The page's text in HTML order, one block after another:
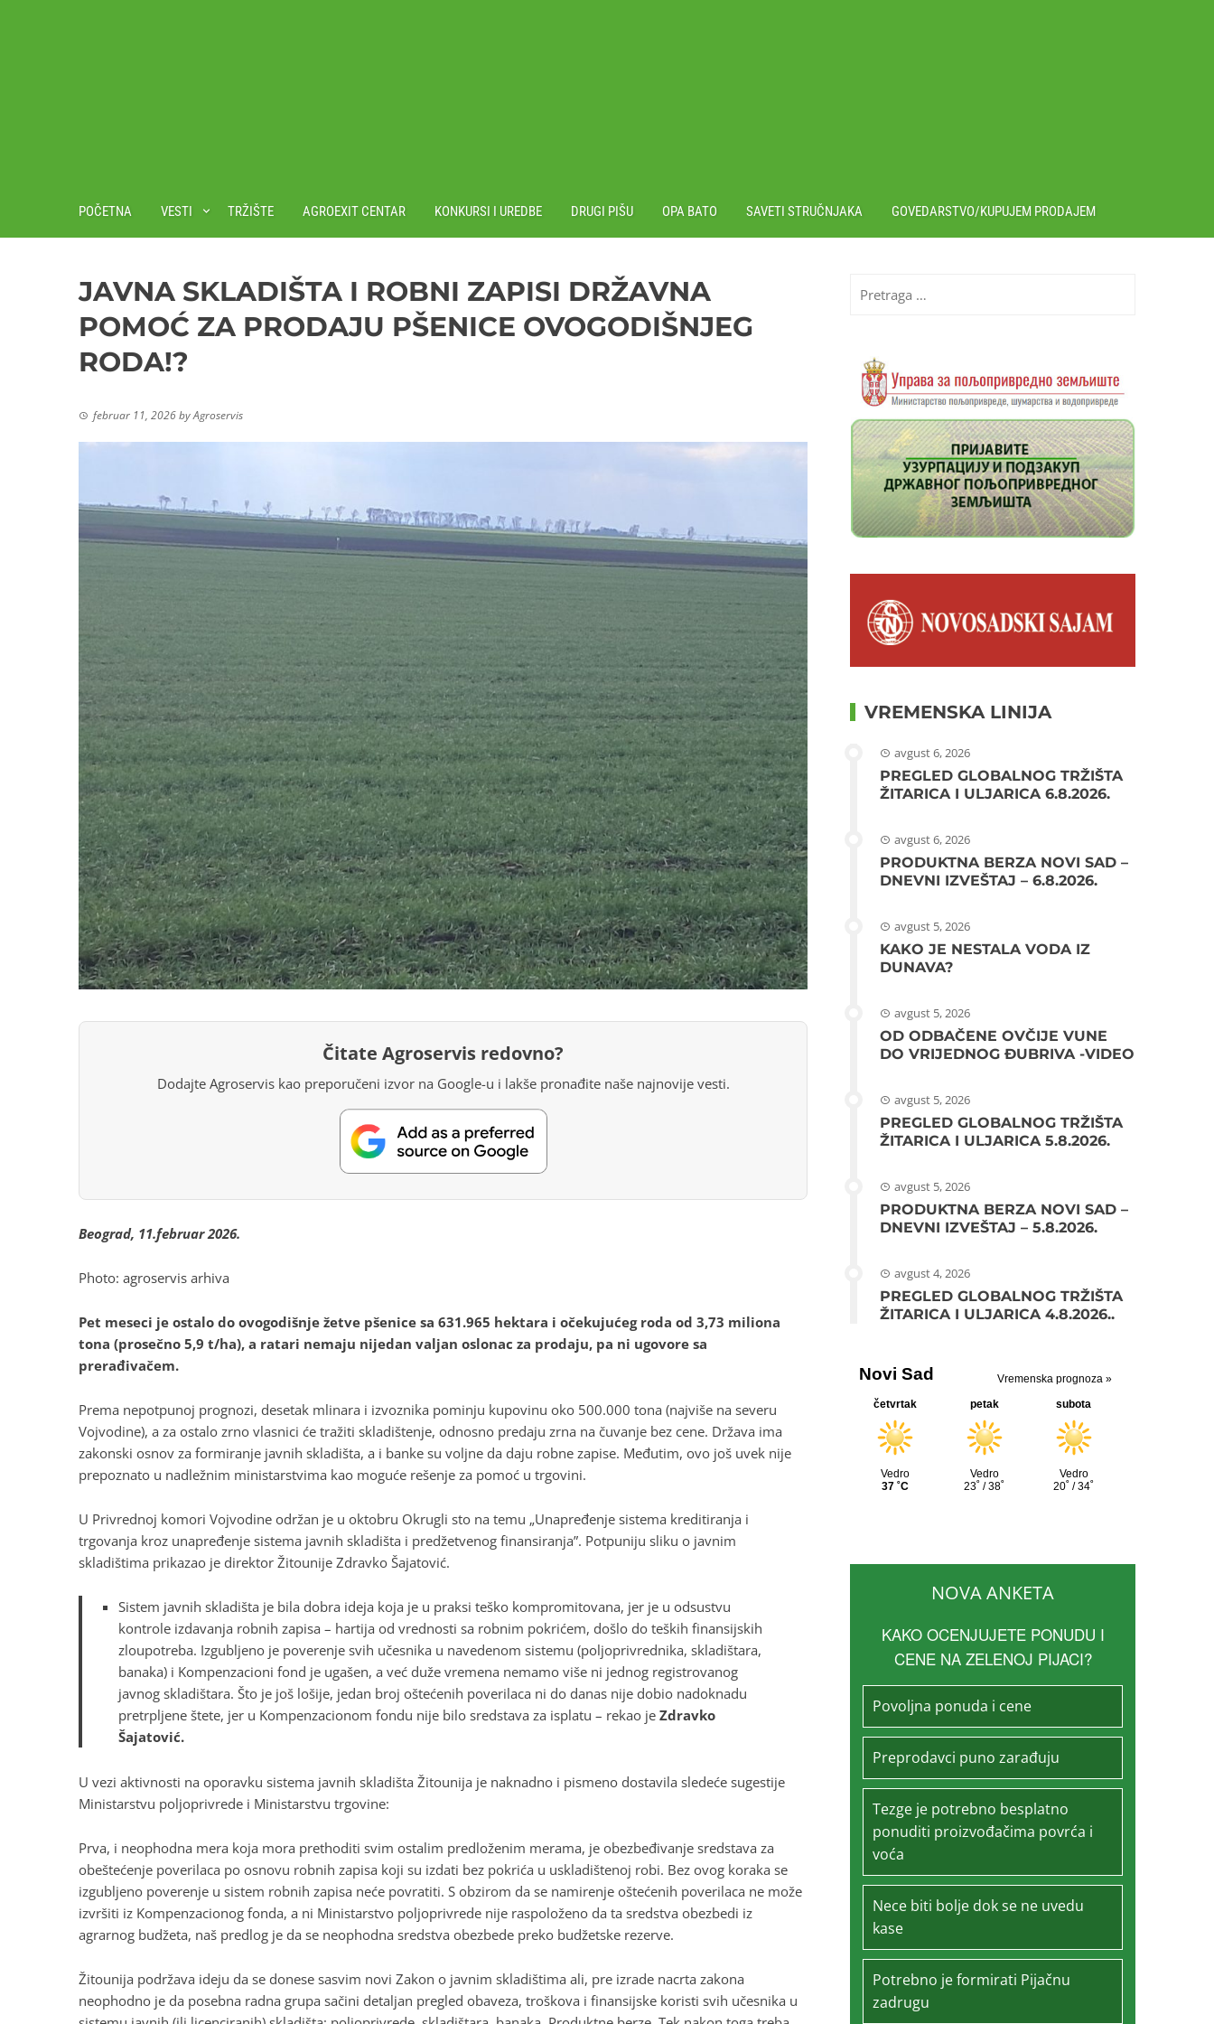
POČETNA VESTI TRŽIŠTE AGROEXIT CENTAR KONKURSI I UREDBE DRUGI PIŠU OPA BATO SAVETI STRUČNJAKA GOVEDARSTVO/KUPUJEM PRODAJEM
JAVNA SKLADIŠTA I ROBNI ZAPISI DRŽAVNA
POMOĆ ZA PRODAJU PŠENICE OVOGODIŠNJEG
RODA!?
februar 11, 2026byAgroservis
Čitate Agroservis redovno?
Dodajte Agroservis kao preporučeni izvor na Google-u i lakše pronađite naše najnovije vesti.
Beograd, 11.februar 2026.
Photo: agroservis arhiva
Pet meseci je ostalo do ovogodišnje žetve pšenice sa 631.965 hektara i očekujućeg roda od 3,73 miliona
tona (prosečno 5,9 t/ha), a ratari nemaju nijedan valjan oslonac za prodaju, pa ni ugovore sa
prerađivačem.
Prema nepotpunoj prognozi, desetak mlinara i izvoznika pominju kupovinu oko 500.000 tona (najviše na severu
Vojvodine), a za ostalo zrno vlasnici će tražiti skladištenje, odnosno predaju zrna na čuvanje bez cene. Država ima
zakonski osnov za formiranje javnih skladišta, a i banke su voljne da daju robne zapise. Međutim, ovo još uvek nije
prepoznato u nadležnim ministarstvima kao moguće rešenje za pomoć u trgovini.
U Privrednoj komori Vojvodine održan je u oktobru Okrugli sto na temu „Unapređenje sistema kreditiranja i
trgovanja kroz unapređenje sistema javnih skladišta i predžetvenog finansiranja”. Potpuniju sliku o javnim
skladištima prikazao je direktor Žitounije Zdravko Šajatović.
Sistem javnih skladišta je bila dobra ideja koja je u praksi teško kompromitovana, jer je u odsustvu
kontrole izdavanja robnih zapisa – hartija od vrednosti sa robnim pokrićem, došlo do teških finansijskih
zloupotreba. Izgubljeno je poverenje svih učesnika u navedenom sistemu (poljoprivrednika, skladištara,
banaka) i Kompenzacioni fond je ugašen, a već duže vremena nemamo više ni jednog registrovanog
javnog skladištara. Što je još lošije, jedan broj oštećenih poverilaca ni do danas nije dobio nadoknadu
pretrpljene štete, jer u Kompenzacionom fondu nije bilo sredstava za isplatu – rekao je Zdravko
Šajatović.
U vezi aktivnosti na oporavku sistema javnih skladišta Žitounija je naknadno i pismeno dostavila sledeće sugestije
Ministarstvu poljoprivrede i Ministarstvu trgovine:
Prva, i neophodna mera koja mora prethoditi svim ostalim predloženim merama, je obezbeđivanje sredstava za
obeštećenje poverilaca po osnovu robnih zapisa koji su izdati bez pokrića u uskladištenoj robi. Bez ovog koraka se
izgubljeno poverenje u sistem robnih zapisa neće povratiti. S obzirom da se namirenje oštećenih poverilaca ne može
izvršiti iz Kompenzacionog fonda, a ni Ministarstvo poljoprivrede nije raspoloženo da ta sredstva obezbedi iz
agrarnog budžeta, naš predlog je da se neophodna sredstva obezbede preko budžetske rezerve.
Žitounija podržava ideju da se donese sasvim novi Zakon o javnim skladištima ali, pre izrade nacrta zakona
neophodno je da posebna radna grupa sačini detaljan pregled obaveza, troškova i finansijske koristi svih učesnika u
za:
VREMENSKA LINIJA
avgust 6, 2026
PREGLED GLOBALNOG TRŽIŠTA
ŽITARICA I ULJARICA 6.8.2026.
avgust 6, 2026
PRODUKTNA BERZA NOVI SAD –
DNEVNI IZVEŠTAJ – 6.8.2026.
avgust 5, 2026
KAKO JE NESTALA VODA IZ
DUNAVA?
avgust 5, 2026
OD ODBAČENE OVČIJE VUNE
DO VRIJEDNOG ĐUBRIVA -VIDEO
avgust 5, 2026
PREGLED GLOBALNOG TRŽIŠTA
ŽITARICA I ULJARICA 5.8.2026.
avgust 5, 2026
PRODUKTNA BERZA NOVI SAD –
DNEVNI IZVEŠTAJ – 5.8.2026.
avgust 4, 2026
PREGLED GLOBALNOG TRŽIŠTA
ŽITARICA I ULJARICA 4.8.2026..
NOVA ANKETA
KAKO OCENJUJETE PONUDU I
CENE NA ZELENOJ PIJACI?
Povoljna ponuda i cene
Preprodavci puno zarađuju
Tezge je potrebno besplatno
ponuditi proizvođačima povrća i
voća
Nece biti bolje dok se ne uvedu
kase
Potrebno je formirati Pijačnu
zadrugu